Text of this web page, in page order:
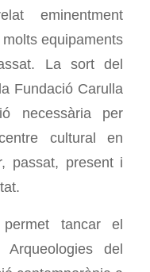
eminentment
equipaments
La sort del
Fundació Carulla
necessària per
cultural en
passat, present i
permet tancar el
del